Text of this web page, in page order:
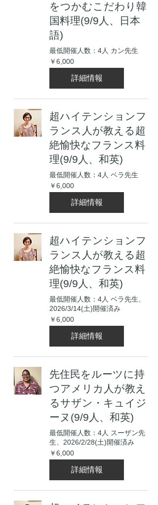
をつかむこだわり韓
国料理(9/9人、日本
語)
最低開催人数：4人 カン先生
6,000
円
￥6,000
詳細情報
超ハイテンションフ
ランス人が教える超
絶愉快なフランス料
理(9/9人、和英)
最低開催人数：4人 ベラ先生
6,000
円
￥6,000
詳細情報
超ハイテンションフ
ランス人が教える超
絶愉快なフランス料
理(9/9人、和英)
最低開催人数：4人 ベラ先生、
2026/3/14(土)開催済み
6,000
円
￥6,000
詳細情報
先住民をルーツに持
つアメリカ人が教え
るサザン・キュイジ
ーヌ(9/9人、和英)
最低開催人数：4人 スーザン先
生、2026/2/28(土)開催済み
6,000
円
￥6,000
詳細情報